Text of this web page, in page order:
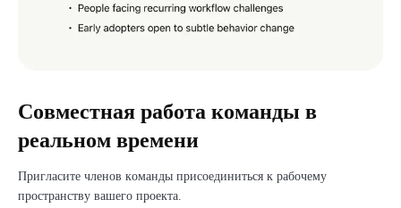
Совместная работа команды в
реальном времени
Пригласите членов команды присоединиться к рабочему
пространству вашего проекта.